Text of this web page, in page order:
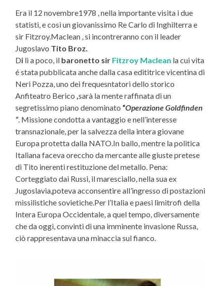
Era il 12 novembre1978 , nella importante visita i due
statisti, e così un giovanissimo Re Carlo di Inghilterra e
sir Fitzroy.Maclean , si incontreranno con il leader
Jugoslavo Tito Broz.
Di li a poco, il baronetto sir Fitzroy Maclean la cui vita
é stata pubblicata anche dalla casa edititrice vicentina di
Neri Pozza, uno dei frequesntatori dello storico
Anfiteatro Berico ,sarà la menteraffinata di un
segretissimo piano denominato “Operazione Goldfinden
“. Missione condotta a vantaggio e nell’interesse
transnazionale, per la salvezza della intera giovane
Europa protetta dalla NATO.In ballo, mentre la politica
Italiana faceva oreccho da mercante alle giuste pretese
di Tito inerenti restituzione del metallo. Pena:
Corteggiato dai Russi, il maresciallo, nella sua ex
Jugoslavia,poteva acconsentire all’ingresso di postazioni
missilistiche sovietiche.Per l’Italia e paesi limitrofi della
Intera Europa Occidentale, a quel tempo, diversamente
che da oggi, convinti di una imminente invasione Russa,
ciò rappresentava una minaccia sul fianco.